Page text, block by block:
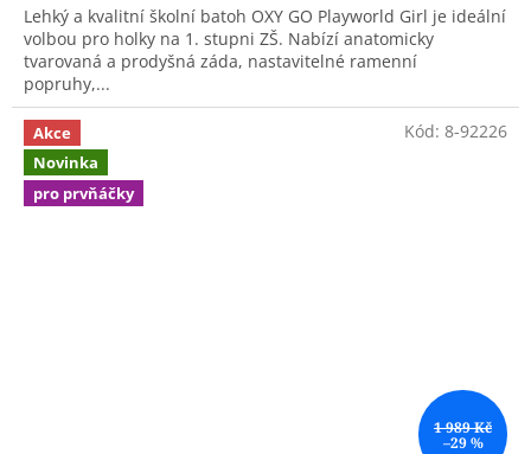
Lehký a kvalitní školní batoh OXY GO Playworld Girl je ideální
volbou pro holky na 1. stupni ZŠ. Nabízí anatomicky
tvarovaná a prodyšná záda, nastavitelné ramenní
popruhy,...
Akce
Novinka
pro prvňáčky
1 989 Kč
–29 %
Kód: 8-92226